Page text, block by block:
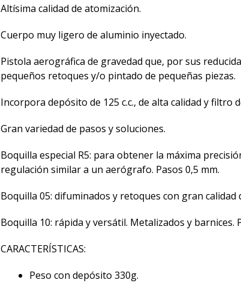
Altísima calidad de atomización.
Cuerpo muy ligero de aluminio inyectado.
Pistola aerográfica de gravedad que, por sus
pequeños retoques y/o pintado de pequeñas piezas.
Incorpora depósito de 125 c.c., de alta calidad y filtro
Gran variedad de pasos y soluciones.
Boquilla especial R5: para obtener la máxima
regulación similar a un aerógrafo. Pasos 0,5 mm.
Boquilla 05: difuminados y retoques con gran calidad
Boquilla 10: rápida y versátil. Metalizados y barnices.
CARACTERÍSTICAS:
Peso con depósito 330g.